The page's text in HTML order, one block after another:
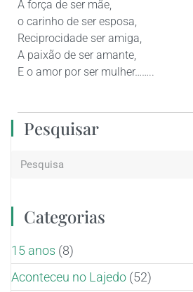
A força de ser mãe,
o carinho de ser esposa,
Reciprocidade ser amiga,
A paixão de ser amante,
E o amor por ser mulher……..
Pesquisar
Categorias
15 anos (8)
Aconteceu no Lajedo (52)